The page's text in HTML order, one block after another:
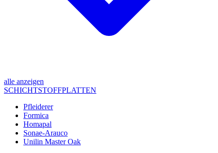
alle anzeigen
SCHICHTSTOFFPLATTEN
Pfleiderer
Formica
Homapal
Sonae-Arauco
Unilin Master Oak